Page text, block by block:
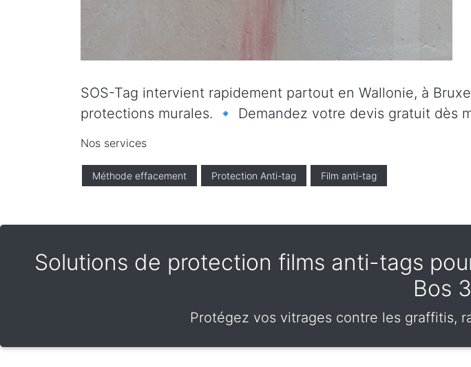
SOS-Tag intervient rapidement partout en Wallonie, à
protections murales. 🔹 Demandez votre devis gratuit dès
Nos services
Méthode effacement Protection Anti-tag Film anti-tag
Solutions de protection films anti-tags
Bos
Protégez vos vitrages contre les graffitis,